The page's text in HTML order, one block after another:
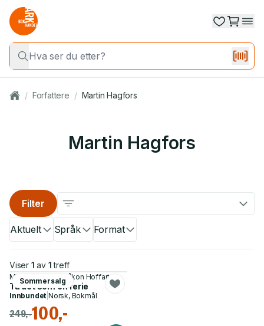
/ Forfattere / Martin Hagfors
Martin Hagfors
Aktuelt Språk Format
Filter
Viser 1 av 1 treff
Sommersalg
Martin Hagfors, Håkon Hoffart
Ta det som en ferie
Innbundet |Norsk, Bokmål
249,-100,-